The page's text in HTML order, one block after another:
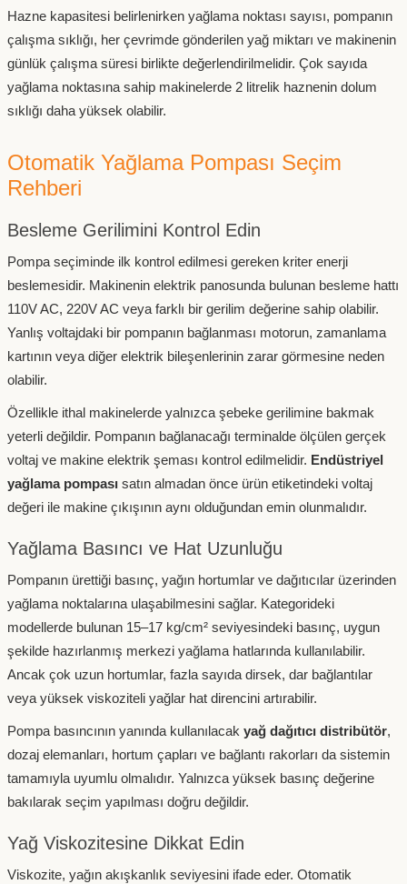
Hazne kapasitesi belirlenirken yağlama noktası sayısı, pompanın
çalışma sıklığı, her çevrimde gönderilen yağ miktarı ve makinenin
günlük çalışma süresi birlikte değerlendirilmelidir. Çok sayıda
yağlama noktasına sahip makinelerde 2 litrelik haznenin dolum
sıklığı daha yüksek olabilir.
Otomatik Yağlama Pompası Seçim
Rehberi
Besleme Gerilimini Kontrol Edin
Pompa seçiminde ilk kontrol edilmesi gereken kriter enerji
beslemesidir. Makinenin elektrik panosunda bulunan besleme hattı
110V AC, 220V AC veya farklı bir gerilim değerine sahip olabilir.
Yanlış voltajdaki bir pompanın bağlanması motorun, zamanlama
kartının veya diğer elektrik bileşenlerinin zarar görmesine neden
olabilir.
Özellikle ithal makinelerde yalnızca şebeke gerilimine bakmak
yeterli değildir. Pompanın bağlanacağı terminalde ölçülen gerçek
voltaj ve makine elektrik şeması kontrol edilmelidir. Endüstriyel
yağlama pompası satın almadan önce ürün etiketindeki voltaj
değeri ile makine çıkışının aynı olduğundan emin olunmalıdır.
Yağlama Basıncı ve Hat Uzunluğu
Pompanın ürettiği basınç, yağın hortumlar ve dağıtıcılar üzerinden
yağlama noktalarına ulaşabilmesini sağlar. Kategorideki
modellerde bulunan 15–17 kg/cm² seviyesindeki basınç, uygun
şekilde hazırlanmış merkezi yağlama hatlarında kullanılabilir.
Ancak çok uzun hortumlar, fazla sayıda dirsek, dar bağlantılar
veya yüksek viskoziteli yağlar hat direncini artırabilir.
Pompa basıncının yanında kullanılacak yağ dağıtıcı distribütör,
dozaj elemanları, hortum çapları ve bağlantı rakorları da sistemin
tamamıyla uyumlu olmalıdır. Yalnızca yüksek basınç değerine
bakılarak seçim yapılması doğru değildir.
Yağ Viskozitesine Dikkat Edin
Viskozite, yağın akışkanlık seviyesini ifade eder. Otomatik